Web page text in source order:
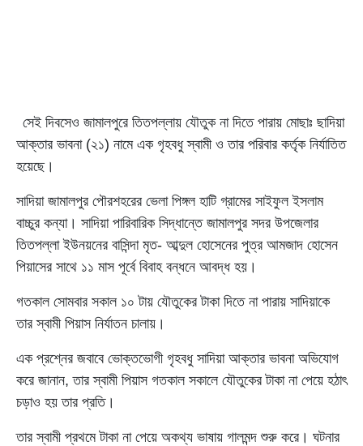
সেই দিবসেও জামালপুরে তিতপল্লায় যৌতুক না দিতে পারায় মোছাঃ ছাদিয়া
আক্তার ভাবনা (২১) নামে এক গৃহবধু স্বামী ও তার পরিবার কর্তৃক নির্যাতিত
হয়েছে।
সাদিয়া জামালপুর পৌরশহরের ভেলা পিঙ্গল হাটি গ্রামের সাইফুল ইসলাম
বাচ্চুর কন্যা। সাদিয়া পারিবারিক সিদ্ধান্তে জামালপুর সদর উপজেলার
তিতপল্লা ইউনয়নের বাসিন্দা মৃত- আব্দুল হোসেনের পুত্র আমজাদ হোসেন
পিয়াসের সাথে ১১ মাস পূর্বে বিবাহ বন্ধনে আবদ্ধ হয়।
গতকাল সোমবার সকাল ১০ টায় যৌতুকের টাকা দিতে না পারায় সাদিয়াকে
তার স্বামী পিয়াস নির্যাতন চালায়।
এক প্রশ্নের জবাবে ভোক্তভোগী গৃহবধু সাদিয়া আক্তার ভাবনা অভিযোগ
করে জানান, তার স্বামী পিয়াস গতকাল সকালে যৌতুকের টাকা না পেয়ে হঠাৎ
চড়াও হয় তার প্রতি।
তার স্বামী প্রথমে টাকা না পেয়ে অকথ্য ভাষায় গালমন্দ শুরু করে। ঘটনার